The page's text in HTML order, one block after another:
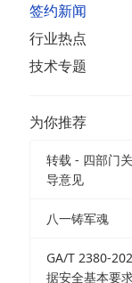
签约新闻
行业热点
技术专题
为你推荐
转载 - 四部门
导意见
八一铸军魂
GA/T 2380-
据安全基本要